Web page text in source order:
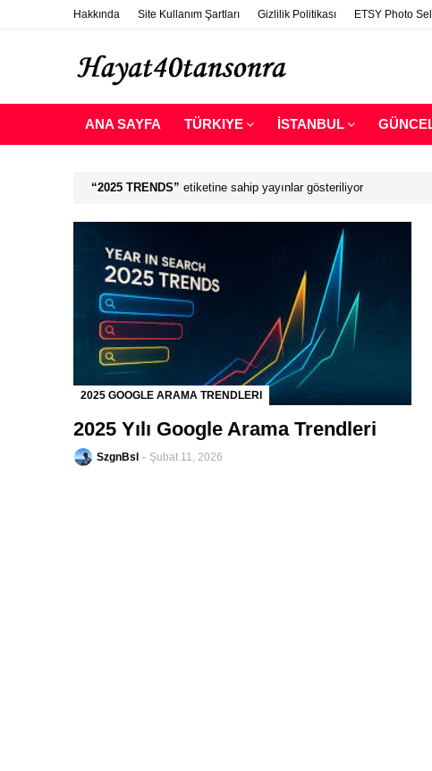
Hakkında Site Kullanım Şartları Gizlilik Politikası ETSY Photo
ANA SAYFA TÜRKIYE İSTANBUL
2025 TRENDS etiketine sahip yayınlar gösteriliyor
2025 GOOGLE ARAMA TRENDLERI
2025 Yılı Google Arama Trendleri
SzgnBsl Şubat 11, 2026